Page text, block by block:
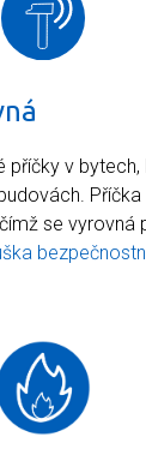
příčky v bytech,
Příčka
se vyrovná